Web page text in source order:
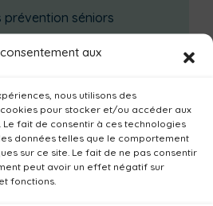
aux
nous utilisons des
pour stocker et/ou accéder aux
fait de consentir à ces technologies
données telles que le comportement
sur ce site. Le fait de ne pas consentir
peut avoir un effet négatif sur
fonctions.
prévention séniors
2026-2027 est lancée !
activités jeunes
/ agenda